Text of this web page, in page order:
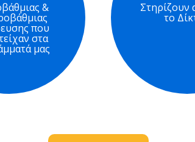
&
που
στα
μας
Στηρίζουν
το